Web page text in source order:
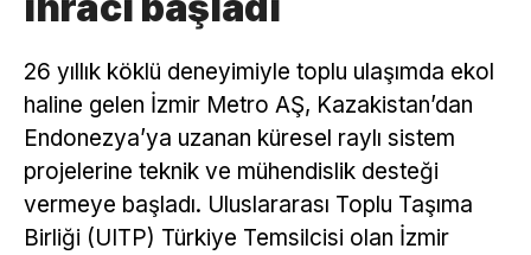
26 yıllık köklü deneyimiyle toplu ulaşımda ekol
haline gelen İzmir Metro AŞ, Kazakistan’dan
Endonezya’ya uzanan küresel raylı sistem
projelerine teknik ve mühendislik desteği
vermeye başladı. Uluslararası Toplu Taşıma
Birliği (UITP) Türkiye Temsilcisi olan İzmir